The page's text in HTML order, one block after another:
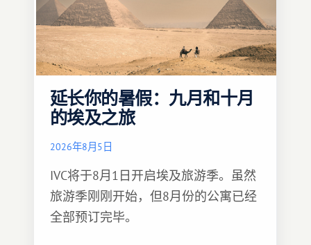
延长你的暑假：九月和十月
的埃及之旅
2026年8月5日
IVC将于8月1日开启埃及旅游季。虽然
旅游季刚刚开始，但8月份的公寓已经
全部预订完毕。